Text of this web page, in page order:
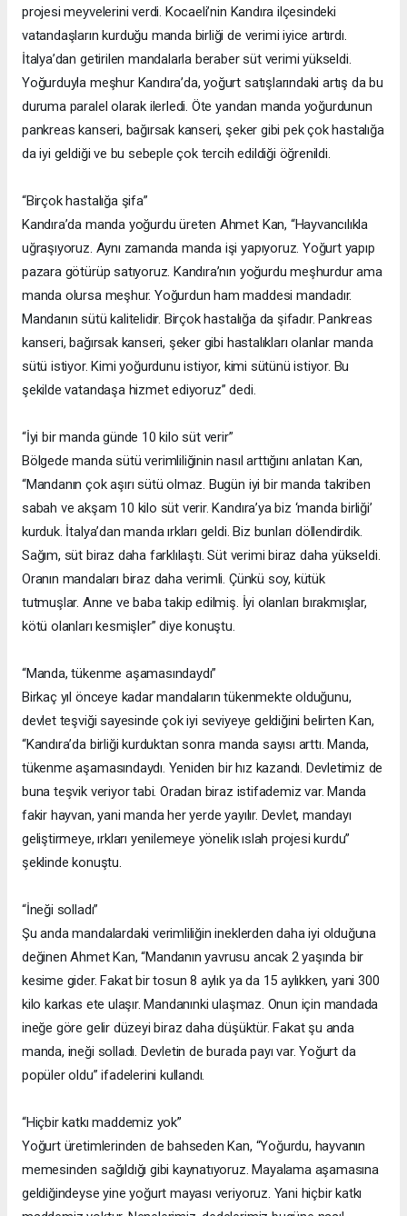
projesi meyvelerini verdi. Kocaeli’nin Kandıra ilçesindeki
vatandaşların kurduğu manda birliği de verimi iyice artırdı.
İtalya’dan getirilen mandalarla beraber süt verimi yükseldi.
Yoğurduyla meşhur Kandıra’da, yoğurt satışlarındaki artış da bu
duruma paralel olarak ilerledi. Öte yandan manda yoğurdunun
pankreas kanseri, bağırsak kanseri, şeker gibi pek çok hastalığa
da iyi geldiği ve bu sebeple çok tercih edildiği öğrenildi.
“Birçok hastalığa şifa”
Kandıra’da manda yoğurdu üreten Ahmet Kan, “Hayvancılıkla
uğraşıyoruz. Aynı zamanda manda işi yapıyoruz. Yoğurt yapıp
pazara götürüp satıyoruz. Kandıra’nın yoğurdu meşhurdur ama
manda olursa meşhur. Yoğurdun ham maddesi mandadır.
Mandanın sütü kalitelidir. Birçok hastalığa da şifadır. Pankreas
kanseri, bağırsak kanseri, şeker gibi hastalıkları olanlar manda
sütü istiyor. Kimi yoğurdunu istiyor, kimi sütünü istiyor. Bu
şekilde vatandaşa hizmet ediyoruz” dedi.
“İyi bir manda günde 10 kilo süt verir”
Bölgede manda sütü verimliliğinin nasıl arttığını anlatan Kan,
“Mandanın çok aşırı sütü olmaz. Bugün iyi bir manda takriben
sabah ve akşam 10 kilo süt verir. Kandıra’ya biz ‘manda birliği’
kurduk. İtalya’dan manda ırkları geldi. Biz bunları döllendirdik.
Sağım, süt biraz daha farklılaştı. Süt verimi biraz daha yükseldi.
Oranın mandaları biraz daha verimli. Çünkü soy, kütük
tutmuşlar. Anne ve baba takip edilmiş. İyi olanları bırakmışlar,
kötü olanları kesmişler” diye konuştu.
“Manda, tükenme aşamasındaydı”
Birkaç yıl önceye kadar mandaların tükenmekte olduğunu,
devlet teşviği sayesinde çok iyi seviyeye geldiğini belirten Kan,
“Kandıra’da birliği kurduktan sonra manda sayısı arttı. Manda,
tükenme aşamasındaydı. Yeniden bir hız kazandı. Devletimiz de
buna teşvik veriyor tabi. Oradan biraz istifademiz var. Manda
fakir hayvan, yani manda her yerde yayılır. Devlet, mandayı
geliştirmeye, ırkları yenilemeye yönelik ıslah projesi kurdu”
şeklinde konuştu.
“İneği solladı”
Şu anda mandalardaki verimliliğin ineklerden daha iyi olduğuna
değinen Ahmet Kan, “Mandanın yavrusu ancak 2 yaşında bir
kesime gider. Fakat bir tosun 8 aylık ya da 15 aylıkken, yani 300
kilo karkas ete ulaşır. Mandanınki ulaşmaz. Onun için mandada
ineğe göre gelir düzeyi biraz daha düşüktür. Fakat şu anda
manda, ineği solladı. Devletin de burada payı var. Yoğurt da
popüler oldu” ifadelerini kullandı.
“Hiçbir katkı maddemiz yok”
Yoğurt üretimlerinden de bahseden Kan, “Yoğurdu, hayvanın
memesinden sağıldığı gibi kaynatıyoruz. Mayalama aşamasına
geldiğindeyse yine yoğurt mayası veriyoruz. Yani hiçbir katkı